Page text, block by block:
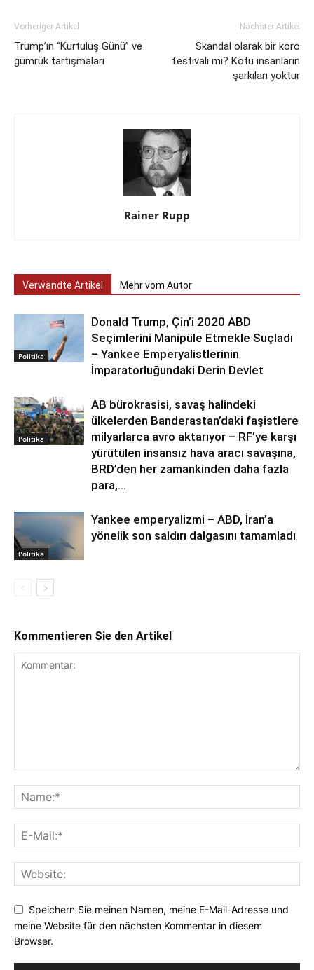
Vorheriger Artikel
Trump’ın “Kurtuluş Günü” ve
gümrük tartışmaları
Nächster Artikel
Skandal olarak bir koro
festivali mi? Kötü insanların
şarkıları yoktur
Rainer Rupp
Verwandte Artikel Mehr vom Autor
Politika
Donald Trump, Çin’i 2020 ABD
Seçimlerini Manipüle Etmekle Suçladı
– Yankee Emperyalistlerinin
İmparatorluğundaki Derin Devlet
Politika
AB bürokrasisi, savaş halindeki
ülkelerden Banderastan’daki faşistlere
milyarlarca avro aktarıyor – RF’ye karşı
yürütülen insansız hava aracı savaşına,
BRD’den her zamankinden daha fazla
para,...
Politika
Yankee emperyalizmi – ABD, İran’a
yönelik son saldırı dalgasını tamamladı
Kommentieren Sie den Artikel
Speichern Sie meinen Namen, meine E-Mail-Adresse und
meine Website für den nächsten Kommentar in diesem
Browser.